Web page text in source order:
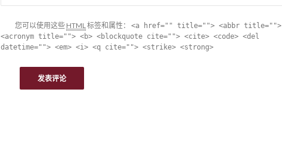
您可以使用这些 HTML标签和属性： <a href="" title=""> <abbr title="">
<acronym title=""> <b> <blockquote cite=""> <cite> <code> <del
datetime=""> <em> <i> <q cite=""> <strike> <strong>